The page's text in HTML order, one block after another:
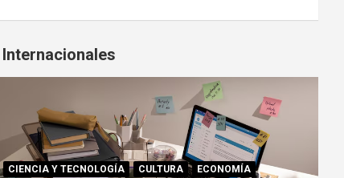
Internacionales
CIENCIA Y TECNOLOGÍA CULTURA
ECONOMÍA